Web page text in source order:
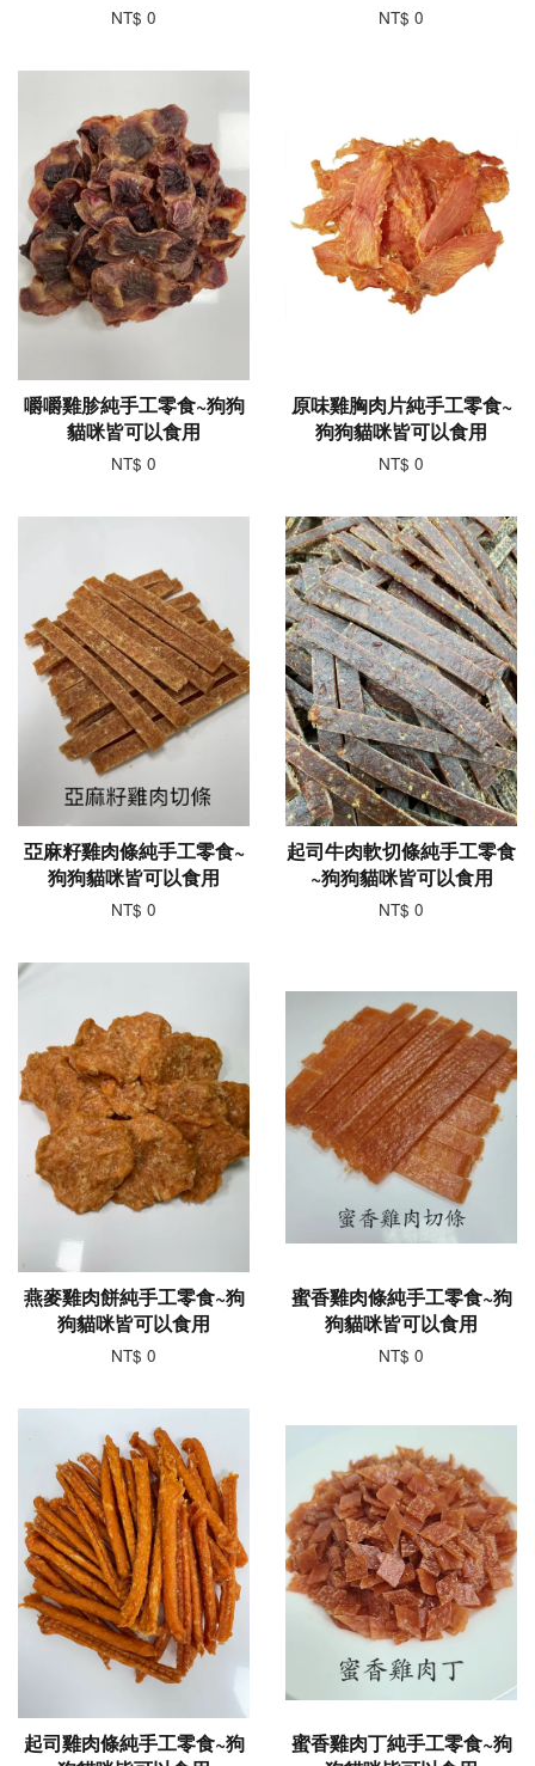
NT$ 0 NT$ 0
嚼嚼雞胗純手工零食~狗狗
貓咪皆可以食用
NT$ 0
原味雞胸肉片純手工零食~
狗狗貓咪皆可以食用
NT$ 0
亞麻籽雞肉條純手工零食~
狗狗貓咪皆可以食用
NT$ 0
起司牛肉軟切條純手工零食
~狗狗貓咪皆可以食用
NT$ 0
燕麥雞肉餅純手工零食~狗
狗貓咪皆可以食用
NT$ 0
蜜香雞肉條純手工零食~狗
狗貓咪皆可以食用
NT$ 0
起司雞肉條純手工零食~狗
蜜香雞肉丁純手工零食~狗